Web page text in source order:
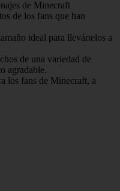
de Minecraft
de los fans que han
ideal para llevártelos a
de una variedad de
agradable.
los fans de Minecraft, a